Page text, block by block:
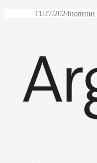
11/27/2024новини